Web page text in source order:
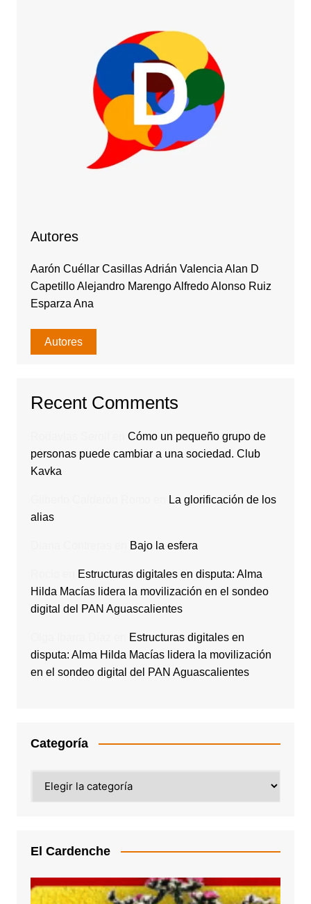
Autores
Aarón Cuéllar Casillas Adrián Valencia Alan D
Capetillo Alejandro Marengo Alfredo Alonso Ruiz
Esparza Ana
Autores
Recent Comments
Cómo un pequeño grupo de
personas puede cambiar a una sociedad. Club
Kavka
La glorificación de los
alias
Bajo la esfera
Estructuras digitales en disputa: Alma
Hilda Macías lidera la movilización en el sondeo
digital del PAN Aguascalientes
Estructuras digitales en
disputa: Alma Hilda Macías lidera la movilización
en el sondeo digital del PAN Aguascalientes
Categoría
El Cardenche